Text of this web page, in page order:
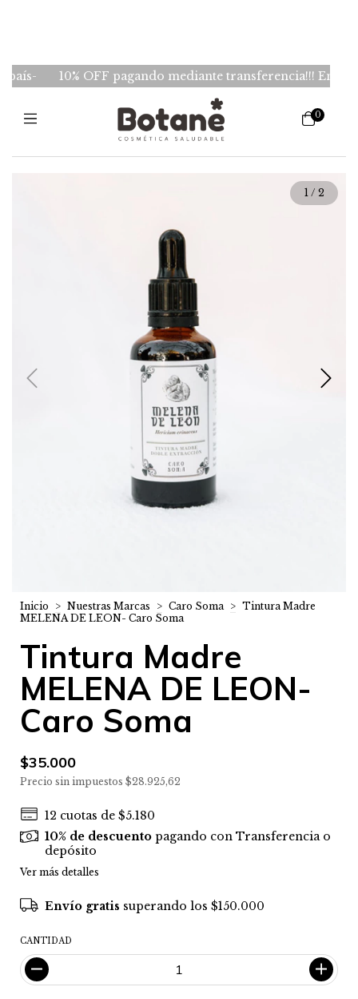
10% OFF pagando mediante transferencia!!! Envios
0
1/ 2
Inicio > Nuestras Marcas > Caro Soma > Tintura Madre
MELENA DE LEON- Caro Soma
Tintura Madre
MELENA DE LEON-
Caro Soma
$35.000
Precio sin impuestos $28.925,62
12 cuotas de$5.180
10% de descuento pagando con Transferencia o
depósito
Ver más detalles
Envío gratis superando los$150.000
CANTIDAD